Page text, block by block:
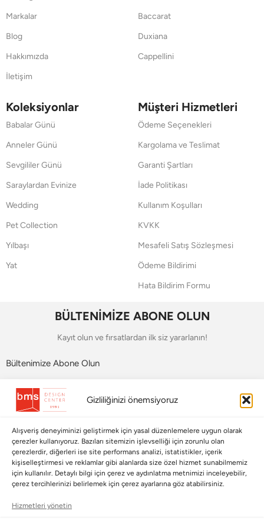
Gizliliğinizi önemsiyoruz
Alışveriş deneyiminizi geliştirmek için yasal düzenlemelere uygun olarak
çerezler kullanıyoruz. Bazıları sitemizin işlevselliği için zorunlu olan
çerezlerdir, diğerleri ise site performans analizi, istatistikler, içerik
kişiselleştirmesi ve reklamlar gibi alanlarda size özel hizmet sunabilmemiz
için kullanılır. Detaylı bilgi için çerez ve aydınlatma metnimizi inceleyebilir,
çerez tercihlerinizi belirlemek için çerez ayarlarına göz atabilirsiniz.
Hizmetleri yönetin
Markalar
Blog
Hakkımızda
İletişim
Baccarat
Duxiana
Cappellini
Koleksiyonlar
Babalar Günü
Anneler Günü
Sevgililer Günü
Saraylardan Evinize
Wedding
Pet Collection
Yılbaşı
Yat
Müşteri Hizmetleri
Ödeme Seçenekleri
Kargolama ve Teslimat
Garanti Şartları
İade Politikası
Kullanım Koşulları
KVKK
Mesafeli Satış Sözleşmesi
Ödeme Bildirimi
Hata Bildirim Formu
BÜLTENİMİZE ABONE OLUN
Kayıt olun ve fırsatlardan ilk siz yararlanın!
Bültenimize Abone Olun